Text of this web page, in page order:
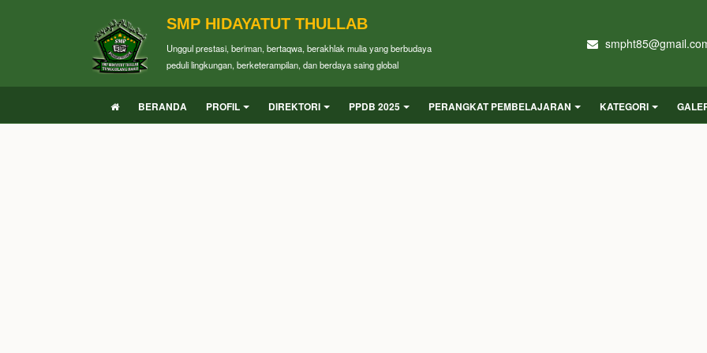
SMP HIDAYATUT THULLAB
Unggul prestasi, beriman, bertaqwa, berakhlak mulia yang berbudaya
peduli lingkungan, berketerampilan, dan berdaya saing global
BERANDA PROFIL DIREKTORI PPDB 2025 PERANGKAT PEMBELAJARAN KATEGORI